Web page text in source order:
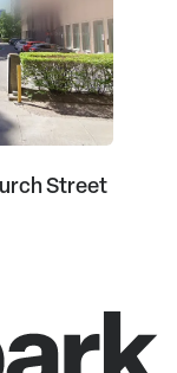
Street